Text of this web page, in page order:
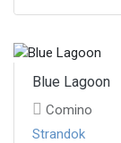
Blue Lagoon
Comino
Strandok